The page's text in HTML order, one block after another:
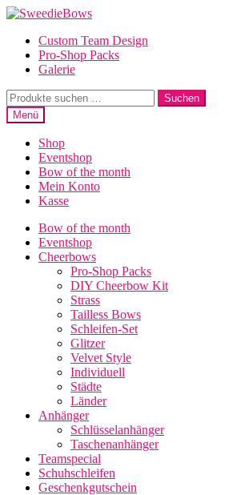
Zur
springen
Zum
springenCustom Team Design
Pro-Shop Packs
Galerie
Suche
nach:
Suchen
Menü
Shop
Eventshop
Bow of the month
Mein Konto
Kasse
Bow of the month
Eventshop
Cheerbows
Pro-Shop Packs
DIY Cheerbow Kit
Strass
Tailless Bows
Schleifen-Set
Glitzer
Velvet Style
Individuell
Städte
Länder
Anhänger
Schlüsselanhänger
Taschenanhänger
Teamspecial
Schuhschleifen
Geschenkgutschein